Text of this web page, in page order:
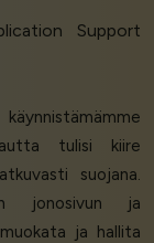
Support
tulisi kiire
suojana.
jonosivun ja
ja hallita